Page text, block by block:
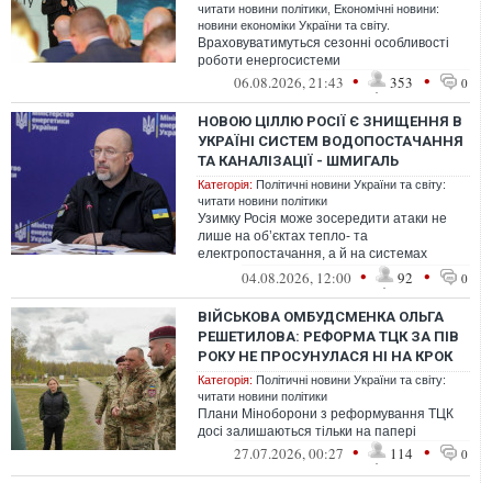
читати новини політики Економічні новини:
новини економіки України та світу.
Враховуватимуться сезонні особливості
роботи енергосистеми
06.08.2026, 21:43 • 353 • 0
НОВОЮ ЦІЛЛЮ РОСІЇ Є ЗНИЩЕННЯ В
УКРАЇНІ СИСТЕМ ВОДОПОСТАЧАННЯ
ТА КАНАЛІЗАЦІЇ - ШМИГАЛЬ
Категорія: Політичні новини України та світу:
читати новини політики
Узимку Росія може зосередити атаки не
лише на об’єктах тепло- та
електропостачання, а й на системах
водопостачання та каналізації.
04.08.2026, 12:00 • 92 • 0
ВІЙСЬКОВА ОМБУДСМЕНКА ОЛЬГА
РЕШЕТИЛОВА: РЕФОРМА ТЦК ЗА ПІВ
РОКУ НЕ ПРОСУНУЛАСЯ НІ НА КРОК
Категорія: Політичні новини України та світу:
читати новини політики
Плани Міноборони з реформування ТЦК
досі залишаються тільки на папері
27.07.2026, 00:27 • 114 • 0